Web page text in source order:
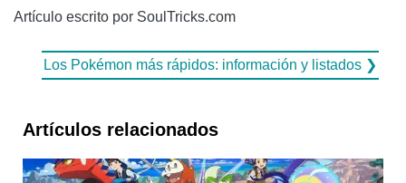
Artículo escrito por SoulTricks.com
Los Pokémon más rápidos: información y listados ❯
Artículos relacionados